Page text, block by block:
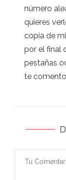
número
quieres
copia de
por el final
pestañas
te